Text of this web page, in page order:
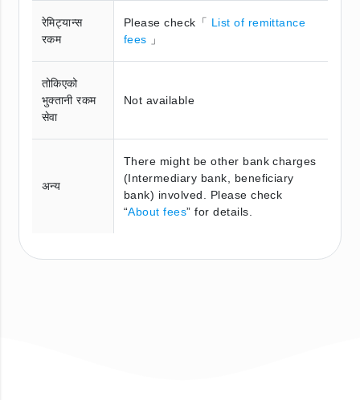
रेमिट्यान्स
रकम
Please check「 List of remittance
fees
」
तोकिएको
भुक्तानी रकम
सेवा
Not available
अन्य
There might be other bank charges
(Intermediary bank, beneficiary
bank) involved. Please check
“About fees” for details.